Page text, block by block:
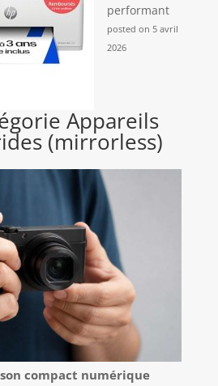
performant
posted on 5 avril
2026
Appareils
(mirrorless)
compact numérique